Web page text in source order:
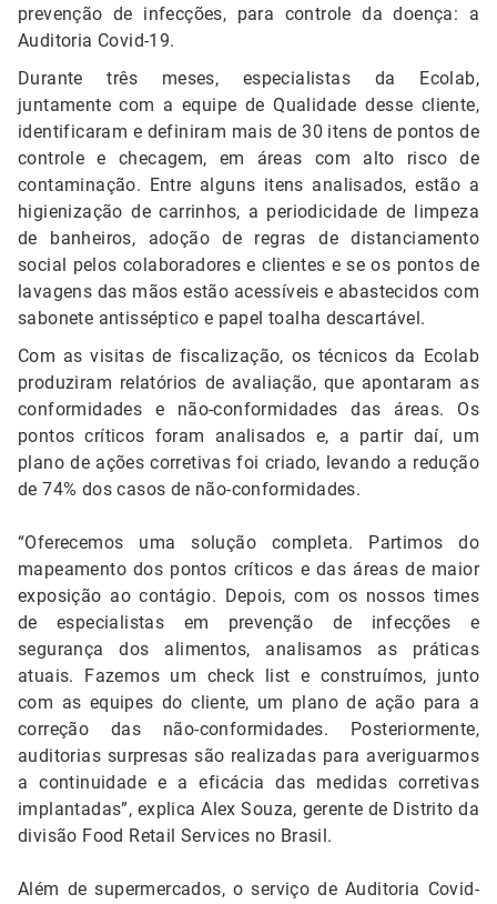
prevenção de infecções, para controle da doença: a
Auditoria Covid-19.
Durante três meses, especialistas da Ecolab,
juntamente com a equipe de Qualidade desse cliente,
identificaram e definiram mais de 30 itens de pontos de
controle e checagem, em áreas com alto risco de
contaminação. Entre alguns itens analisados, estão a
higienização de carrinhos, a periodicidade de limpeza
de banheiros, adoção de regras de distanciamento
social pelos colaboradores e clientes e se os pontos de
lavagens das mãos estão acessíveis e abastecidos com
sabonete antisséptico e papel toalha descartável.
Com as visitas de fiscalização, os técnicos da Ecolab
produziram relatórios de avaliação, que apontaram as
conformidades e não-conformidades das áreas. Os
pontos críticos foram analisados e, a partir daí, um
plano de ações corretivas foi criado, levando a redução
de 74% dos casos de não-conformidades.
“Oferecemos uma solução completa. Partimos do
mapeamento dos pontos críticos e das áreas de maior
exposição ao contágio. Depois, com os nossos times
de especialistas em prevenção de infecções e
segurança dos alimentos, analisamos as práticas
atuais. Fazemos um check list e construímos, junto
com as equipes do cliente, um plano de ação para a
correção das não-conformidades. Posteriormente,
auditorias surpresas são realizadas para averiguarmos
a continuidade e a eficácia das medidas corretivas
implantadas”, explica Alex Souza, gerente de Distrito da
divisão Food Retail Services no Brasil.
Além de supermercados, o serviço de Auditoria Covid-